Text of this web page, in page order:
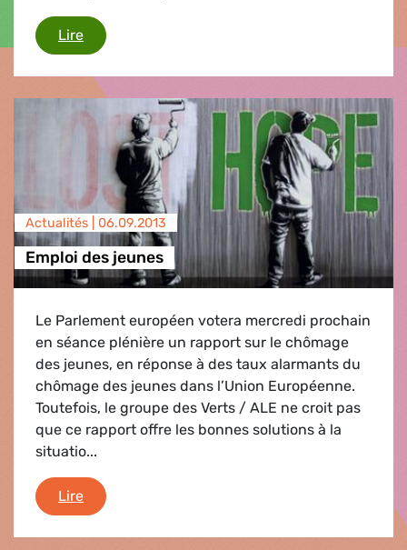
LireSauvegarde des langues régionales
Actualités | 06.09.2013
Emploi des jeunes
Le Parlement européen votera mercredi prochain
en séance plénière un rapport sur le chômage
des jeunes, en réponse à des taux alarmants du
chômage des jeunes dans l’Union Européenne.
Toutefois, le groupe des Verts / ALE ne croit pas
que ce rapport offre les bonnes solutions à la
situatio...
LireEmploi des jeunes